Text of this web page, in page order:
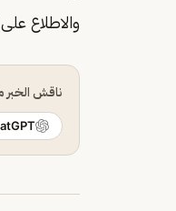
والاطلاع
ناقش الخبر